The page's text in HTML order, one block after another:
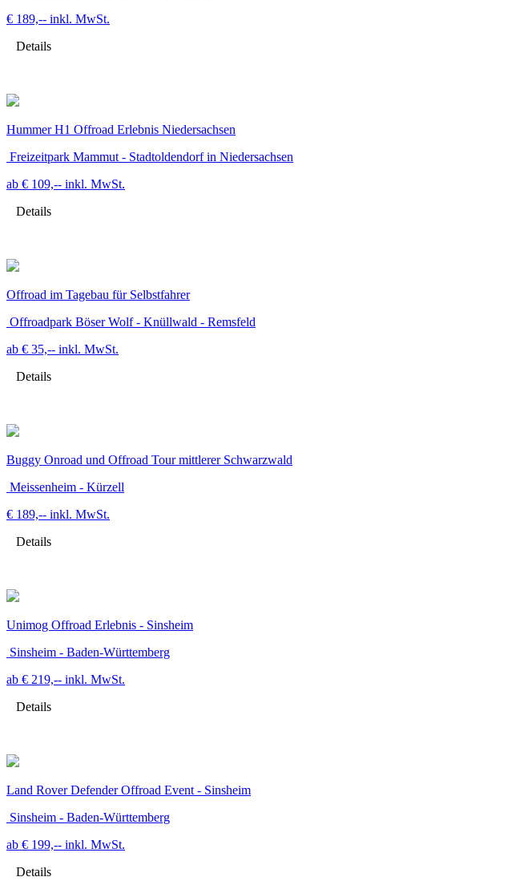
€ 189,-- inkl. MwSt.
Details
Hummer H1 Offroad Erlebnis Niedersachsen
Freizeitpark Mammut - Stadtoldendorf in Niedersachsen
ab € 109,-- inkl. MwSt.
Details
Offroad im Tagebau für Selbstfahrer
Offroadpark Böser Wolf - Knüllwald - Remsfeld
ab € 35,-- inkl. MwSt.
Details
Buggy Onroad und Offroad Tour mittlerer Schwarzwald
Meissenheim - Kürzell
€ 189,-- inkl. MwSt.
Details
Unimog Offroad Erlebnis - Sinsheim
Sinsheim - Baden-Württemberg
ab € 219,-- inkl. MwSt.
Details
Land Rover Defender Offroad Event - Sinsheim
Sinsheim - Baden-Württemberg
ab € 199,-- inkl. MwSt.
Details